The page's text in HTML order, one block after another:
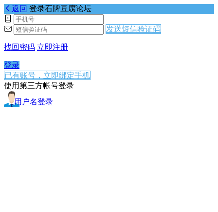
返回 登录石牌豆腐论坛
发送短信验证码
找回密码 立即注册
登录
已有账号，立即绑定手机
使用第三方帐号登录
用户名登录